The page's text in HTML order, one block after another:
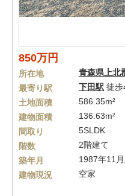
850万円
所在地 青森県 上
最寄り駅
下田駅 徒
土地面積
586.35m²
建物面積
136.63m²
間取り
5SLDK
階数
2階建て
築年月
1987年11
建物現況
空家